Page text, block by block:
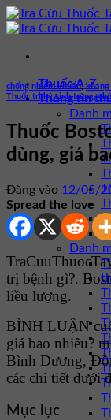
Bỏ
qua
dung
Thuốc A-Z
Thông tin
Danh
Danh
chống nhiễm khuẩn,kháng
Thuốc trị ký sinh trùng,
Thuốc
dùng, giá
Đăng vào 12/05/
Spread the love
trị bệnh gì?.
liều lượng.
BÌNH LUẬN
giá bao nhiêu?
Bình Dương,
các chi tiết dưới
Mục lục